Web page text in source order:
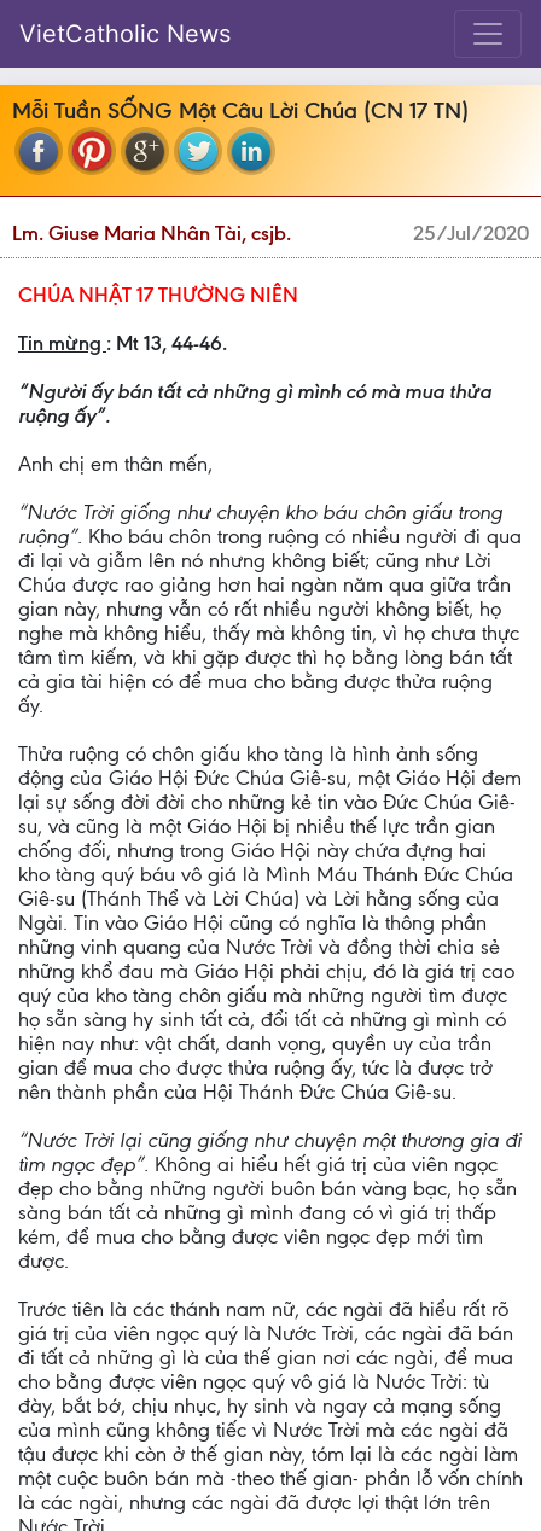
VietCatholic News
Mỗi Tuần SỐNG Một Câu Lời Chúa (CN 17 TN)
Lm. Giuse Maria Nhân Tài, csjb. 25/Jul/2020
CHÚA NHẬT 17 THƯỜNG NIÊN
Tin mừng : Mt 13, 44-46.
“Người ấy bán tất cả những gì mình có mà mua thửa
ruộng ấy”.
Anh chị em thân mến,
“Nước Trời giống như chuyện kho báu chôn giấu trong
ruộng”. Kho báu chôn trong ruộng có nhiều người đi qua
đi lại và giẫm lên nó nhưng không biết; cũng như Lời
Chúa được rao giảng hơn hai ngàn năm qua giữa trần
gian này, nhưng vẫn có rất nhiều người không biết, họ
nghe mà không hiểu, thấy mà không tin, vì họ chưa thực
tâm tìm kiếm, và khi gặp được thì họ bằng lòng bán tất
cả gia tài hiện có để mua cho bằng được thửa ruộng
ấy.
Thửa ruộng có chôn giấu kho tàng là hình ảnh sống
động của Giáo Hội Đức Chúa Giê-su, một Giáo Hội đem
lại sự sống đời đời cho những kẻ tin vào Đức Chúa Giê-
su, và cũng là một Giáo Hội bị nhiều thế lực trần gian
chống đối, nhưng trong Giáo Hội này chứa đựng hai
kho tàng quý báu vô giá là Mình Máu Thánh Đức Chúa
Giê-su (Thánh Thể và Lời Chúa) và Lời hằng sống của
Ngài. Tin vào Giáo Hội cũng có nghĩa là thông phần
những vinh quang của Nước Trời và đồng thời chia sẻ
những khổ đau mà Giáo Hội phải chịu, đó là giá trị cao
quý của kho tàng chôn giấu mà những người tìm được
họ sẵn sàng hy sinh tất cả, đổi tất cả những gì mình có
hiện nay như: vật chất, danh vọng, quyền uy của trần
gian để mua cho được thửa ruộng ấy, tức là được trở
nên thành phần của Hội Thánh Đức Chúa Giê-su.
“Nước Trời lại cũng giống như chuyện một thương gia đi
tìm ngọc đẹp”. Không ai hiểu hết giá trị của viên ngọc
đẹp cho bằng những người buôn bán vàng bạc, họ sẵn
sàng bán tất cả những gì mình đang có vì giá trị thấp
kém, để mua cho bằng được viên ngọc đẹp mới tìm
được.
Trước tiên là các thánh nam nữ, các ngài đã hiểu rất rõ
giá trị của viên ngọc quý là Nước Trời, các ngài đã bán
đi tất cả những gì là của thế gian nơi các ngài, để mua
cho bằng được viên ngọc quý vô giá là Nước Trời: tù
đày, bắt bớ, chịu nhục, hy sinh và ngay cả mạng sống
của mình cũng không tiếc vì Nước Trời mà các ngài đã
tậu được khi còn ở thế gian này, tóm lại là các ngài làm
một cuộc buôn bán mà -theo thế gian- phần lỗ vốn chính
là các ngài, nhưng các ngài đã được lợi thật lớn trên
Nước Trời.